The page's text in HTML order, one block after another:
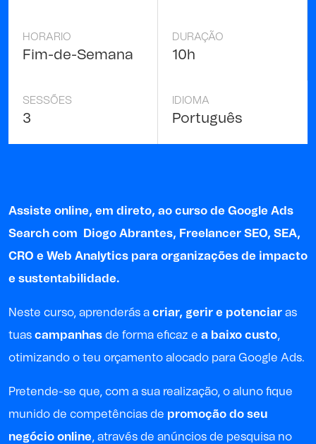
HORARIO
Fim-de-Semana
DURAÇÃO
10h
SESSÕES
3
IDIOMA
Português
Assiste online, em direto, ao curso de Google Ads
Search com
Diogo Abrantes, Freelancer SEO, SEA,
CRO e Web Analytics para organizações de impacto
e sustentabilidade.
Neste curso, aprenderás a criar, gerir e potenciar as
tuas campanhas de forma eficaz e a baixo custo,
otimizando o teu orçamento alocado para Google Ads.
Pretende-se que, com a sua realização, o aluno fique
munido de competências de promoção do seu
negócio online, através de anúncios de pesquisa no